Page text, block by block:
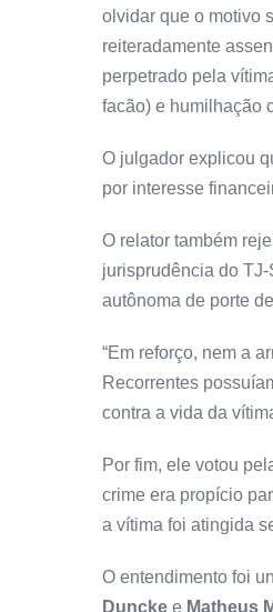
olvidar que o motivo
reiteradamente
perpetrado pela
facão) e humilhação
O julgador explicou
por interesse
O relator também
jurisprudência do
autônoma de porte
“Em reforço, nem a
Recorrentes
contra a vida da
Por fim, ele votou
crime era propício
a vítima foi atingida
O entendimento foi
Duncke e Matheus